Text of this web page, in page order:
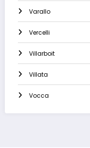
Varallo
Vercelli
Villarboit
Villata
Vocca